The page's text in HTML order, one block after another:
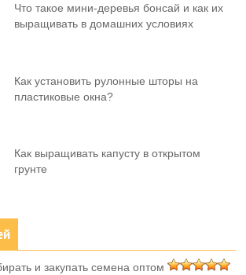
Что такое мини-деревья бонсай и как их
выращивать в домашних условиях
Как установить рулонные шторы на
пластиковые окна?
Как выращивать капусту в открытом
грунте
и закупать семена оптом